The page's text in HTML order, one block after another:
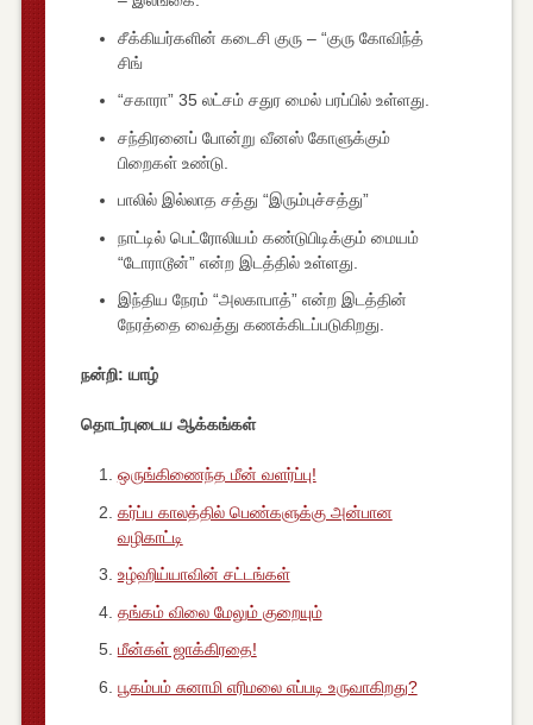
சீக்கியர்களின் கடைசி குரு – “குரு கோவிந்த்
சிங்
“சகாரா” 35 லட்சம் சதுர மைல் பரப்பில் உள்ளது.
சந்திரனைப் போன்று வீனஸ் கோளுக்கும்
பிறைகள் உண்டு.
பாலில் இல்லாத சத்து “இரும்புச்சத்து”
நாட்டில் பெட்ரோலியம் கண்டுபிடிக்கும் மையம்
“டோராடூன்” என்ற இடத்தில் உள்ளது.
இந்திய நேரம் “அலகாபாத்” என்ற இடத்தின்
நேரத்தை வைத்து கணக்கிடப்படுகிறது.
நன்றி: யாழ்
தொடர்புடைய ஆக்கங்கள்
ஒருங்கிணைந்த மீன் வளர்ப்பு!
கர்ப்ப காலத்தில் பெண்களுக்கு அன்பான
வழிகாட்டி
உழ்ஹிய்யாவின் சட்டங்கள்
தங்கம் விலை மேலும் குறையும்
மீன்கள் ஜாக்கிரதை!
பூகம்பம் சுனாமி எரிமலை எப்படி உருவாகிறது?